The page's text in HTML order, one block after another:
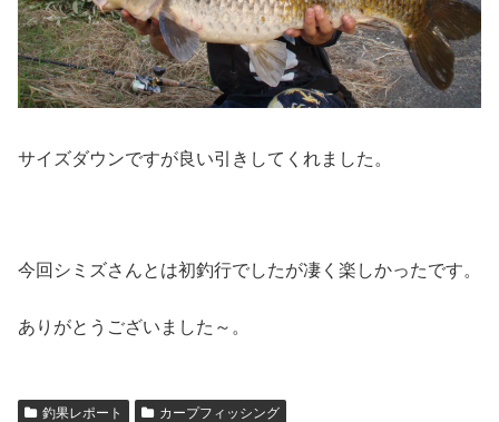
サイズダウンですが良い引きしてくれました。
今回シミズさんとは初釣行でしたが凄く楽しかったです。
ありがとうございました～。
釣果レポート カープフィッシング